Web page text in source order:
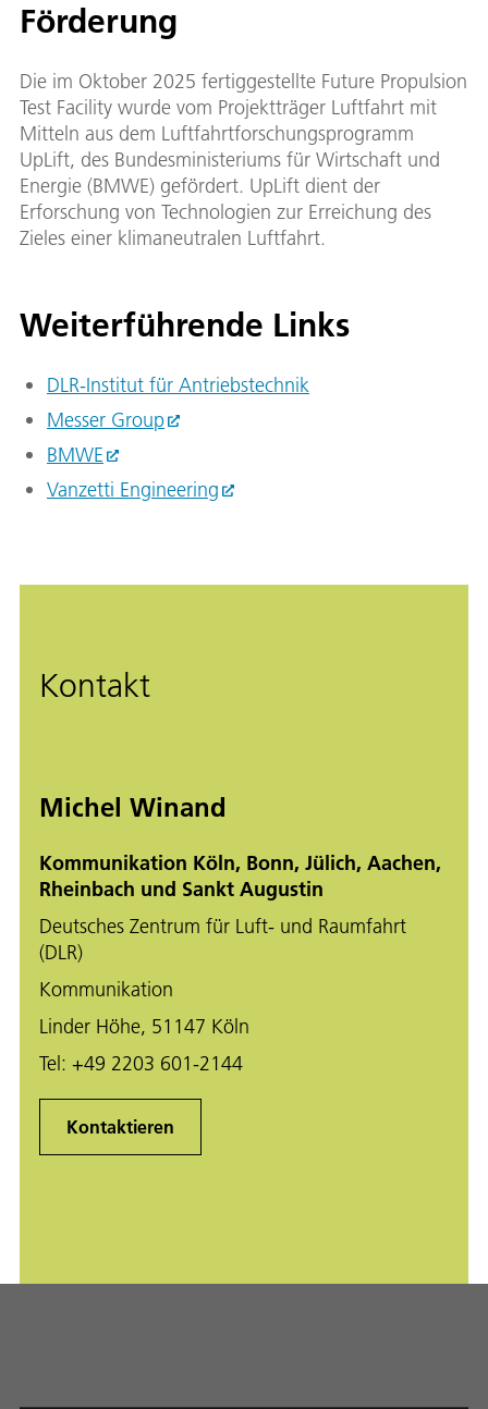
Förderung
Die im Oktober 2025 fertiggestellte Future Propulsion
Test Facility wurde vom Projektträger Luftfahrt mit
Mitteln aus dem Luftfahrtforschungsprogramm
UpLift, des Bundesministeriums für Wirtschaft und
Energie (BMWE) gefördert. UpLift dient der
Erforschung von Technologien zur Erreichung des
Zieles einer klimaneutralen Luftfahrt.
Weiterführende Links
DLR-Institut für Antriebstechnik
Messer Group
BMWE
Vanzetti Engineering
Kontakt
Michel Winand
Kommunikation Köln, Bonn, Jülich, Aachen,
Rheinbach und Sankt Augustin
Deutsches Zentrum für Luft- und Raumfahrt
(DLR)
Kommunikation
Linder Höhe, 51147 Köln
Tel: +49 2203 601-2144
Kontaktieren